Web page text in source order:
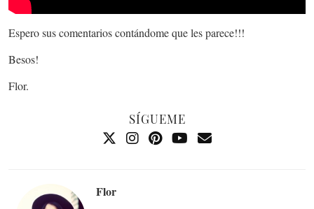
Espero sus comentarios contándome que les parece!!!
Besos!
Flor.
SÍGUEME
Flor